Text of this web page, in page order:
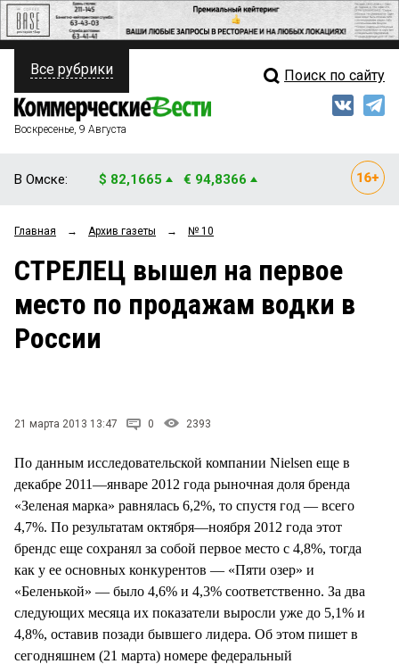
ПОЛИТИКА
ФИНАНСЫ
ОБЩЕСТВО
ЗАКОН
НОВОСТИ КОМПАНИЙ
Свежий выпуск
Рейтинги
Блоги
Все рубрики Поиск по сайту
Воскресенье, 9 Августа
В Омске: $ 82,1665 € 94,8366
Главная → Архив газеты → № 10
СТРЕЛЕЦ вышел на первое
место по продажам водки в
России
21 марта 2013 13:47 0 2393
По данным исследовательской компании Nielsen еще в
декабре 2011—январе 2012 года рыночная доля бренда
«Зеленая марка» равнялась 6,2%, то спустя год — всего
4,7%. По результатам октября—ноября 2012 года этот
брендс еще сохранял за собой первое место с 4,8%, тогда
как у ее основных конкурентов — «Пяти озер» и
«Беленькой» — было 4,6% и 4,3% соответственно. За два
следующих месяца их показатели выросли уже до 5,1% и
4,8%, оставив позади бывшего лидера. Об этом пишет в
сегодняшнем (21 марта) номере федеральный